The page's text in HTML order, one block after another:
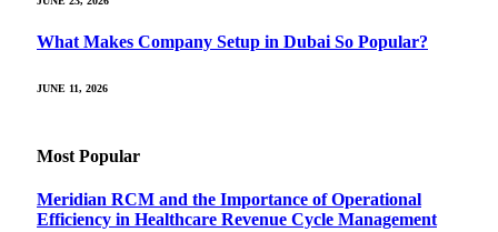
What Makes Company Setup in Dubai So Popular?
JUNE 11, 2026
Most Popular
Meridian RCM and the Importance of Operational
Efficiency in Healthcare Revenue Cycle Management